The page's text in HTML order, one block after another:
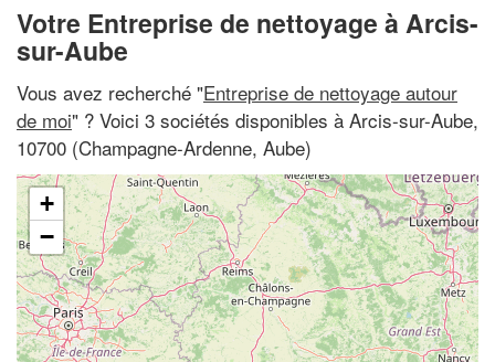
Votre Entreprise de nettoyage à Arcis-
sur-Aube
Vous avez recherché "Entreprise de nettoyage autour
de moi" ? Voici 3 sociétés disponibles à Arcis-sur-Aube,
10700 (Champagne-Ardenne, Aube)
+
−